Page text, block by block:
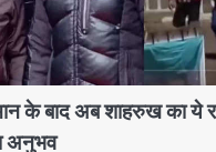
के बाद अब शाहरुख का ये
अनुभव